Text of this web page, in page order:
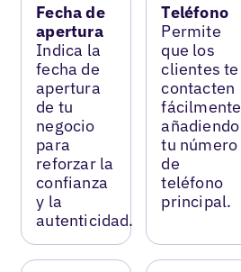
Fecha de
apertura
Indica la
fecha de
apertura
de tu
negocio
para
reforzar la
confianza
y la
autenticidad.
Teléfono
Permite
que los
clientes te
contacten
fácilmente
añadiendo
tu número
de
teléfono
principal.